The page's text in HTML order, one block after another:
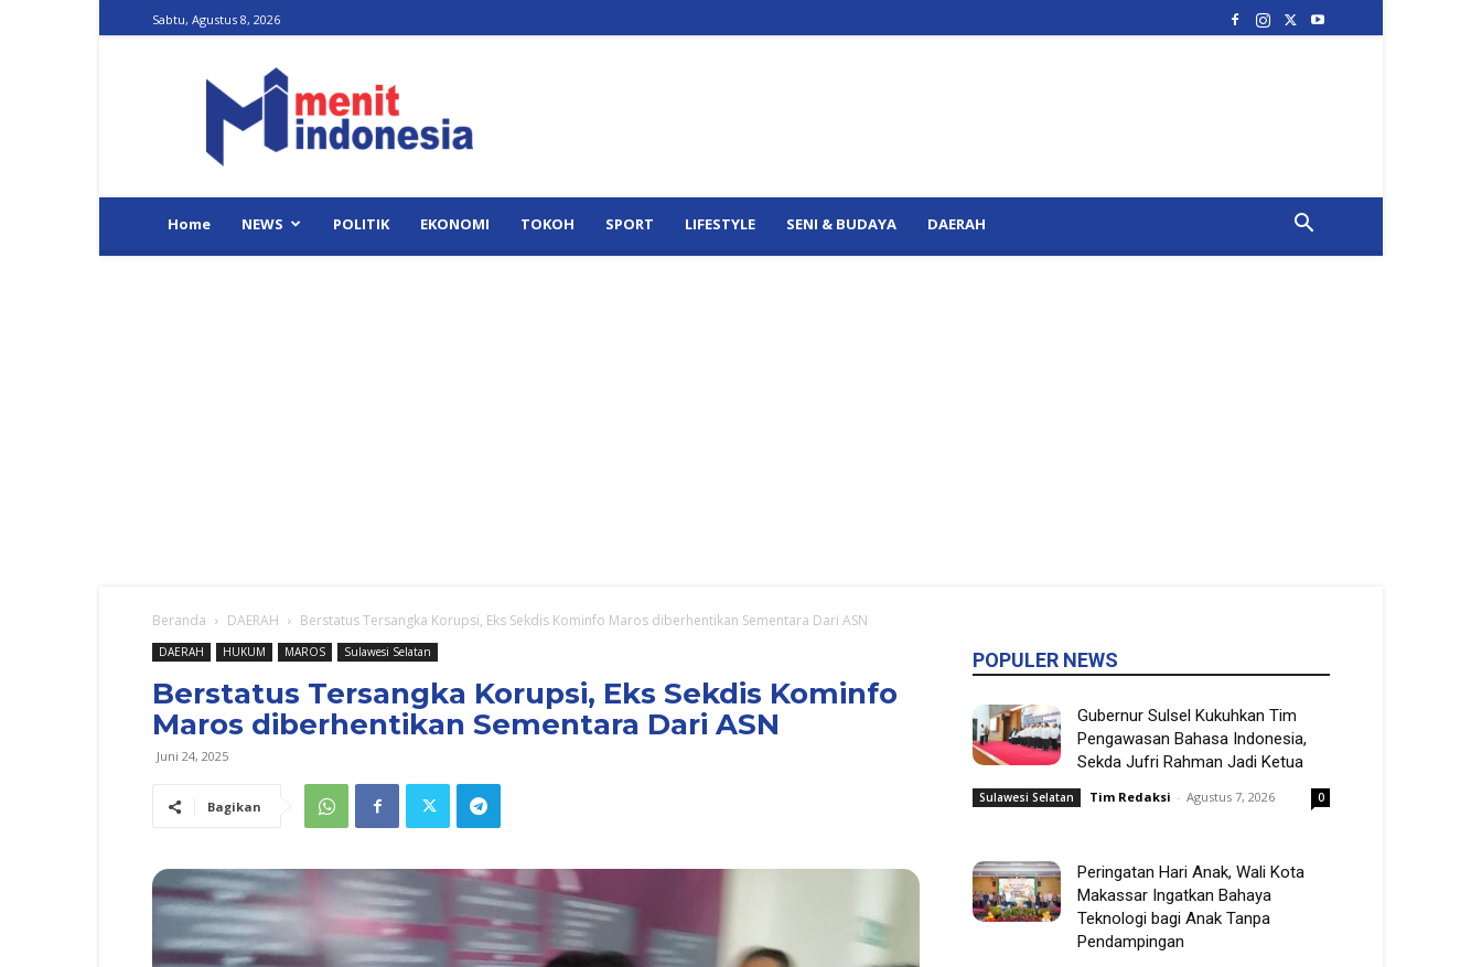
Sabtu, Agustus 8, 2026
Indonesia
Home NEWS POLITIK EKONOMI TOKOH SPORT LIFESTYLE SENI & BUDAYA DAERAH
Beranda DAERAH Berstatus Tersangka Korupsi, Eks Sekdis Kominfo Maros diberhentikan Sementara Dari ASN
DAERAH HUKUM MAROS Sulawesi Selatan
Berstatus Tersangka Korupsi, Eks Sekdis Kominfo
Maros diberhentikan Sementara Dari ASN
Juni 24, 2025
Bagikan
POPULER NEWS
Gubernur Sulsel Kukuhkan Tim
Pengawasan Bahasa Indonesia,
Sekda Jufri Rahman Jadi Ketua
Sulawesi Selatan Tim Redaksi - Agustus 7, 2026 0
Peringatan Hari Anak, Wali Kota
Makassar Ingatkan Bahaya
Teknologi bagi Anak Tanpa
Pendampingan